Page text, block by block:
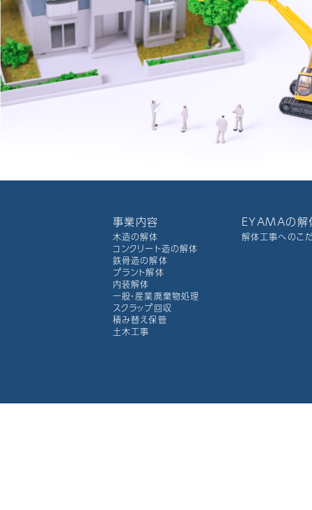
事業内容
木造の解体
コンクリート造の解体
鉄骨造の解体
プラント解体
内装解体
一般・産業廃棄物処理
スクラップ回収
積み替え保管
土木工事
EYAMAの解
解体工事へのこ